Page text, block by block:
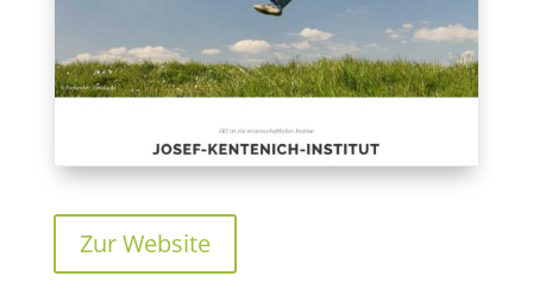
Zur Website